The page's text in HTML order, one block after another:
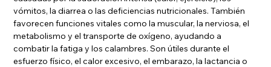
vómitos, la diarrea o las deficiencias nutricionales. También
favorecen funciones vitales como la muscular, la nerviosa, el
metabolismo y el transporte de oxígeno, ayudando a
combatir la fatiga y los calambres. Son útiles durante el
esfuerzo físico, el calor excesivo, el embarazo, la lactancia o